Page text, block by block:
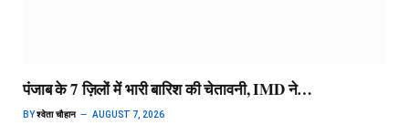
पंजाब के 7 ज़िलों में भारी बारिश की चेतावनी, IMD ने…
BYश्वेता चौहान AUGUST 7, 2026